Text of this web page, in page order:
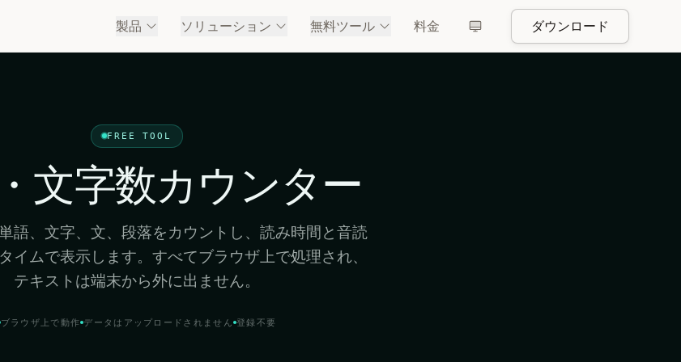
製品 ソリューション 無料ツール 料金 ダウンロード
FREE TOOL
文字数カウンター
語、文字、文、段落をカウントし、読み時間と音読
イムで表示します。すべてブラウザ上で処理され、
テキストは端末から外に出ません。
ブラウザ上で動作 データはアップロードされません 登録不要